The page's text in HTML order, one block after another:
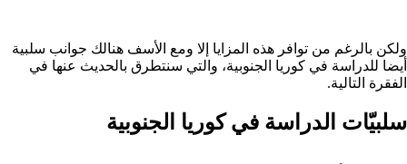
ولكن بالرغم من توافر هذه المزايا إلا ومع الأسف هنالك جوانب سلبية
أيضا للدراسة في كوريا الجنوبية، والتي سنتطرق بالحديث عنها في
الفقرة التالية.
سلبيّات الدراسة في كوريا الجنوبية